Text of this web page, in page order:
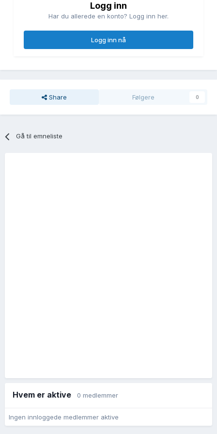
Logg inn
Har du allerede en konto? Logg inn her.
Logg inn nå
Share Følgere 0
Gå til emneliste
Hvem er aktive 0 medlemmer
Ingen innloggede medlemmer aktive